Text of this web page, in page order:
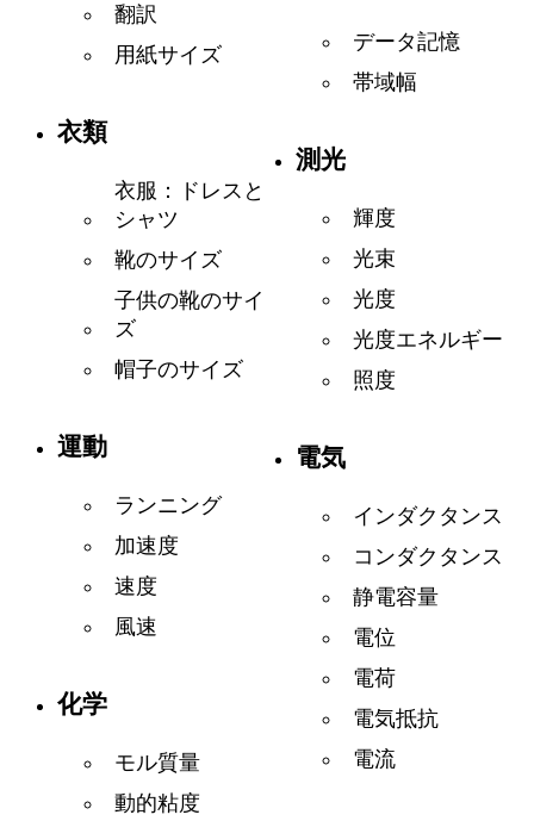
翻訳
用紙サイズ
衣類
衣服：ドレスと
シャツ
靴のサイズ
子供の靴のサイ
ズ
帽子のサイズ
運動
ランニング
加速度
速度
風速
化学
モル質量
動的粘度
データ記憶
帯域幅
測光
輝度
光束
光度
光度エネルギー
照度
電気
インダクタンス
コンダクタンス
静電容量
電位
電荷
電気抵抗
電流